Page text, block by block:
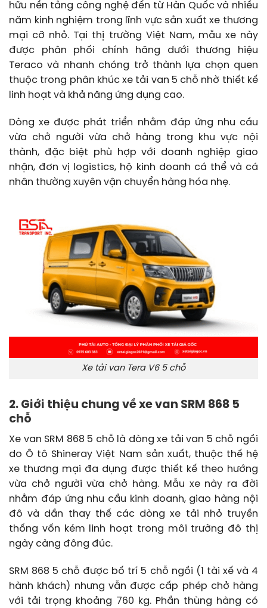
hữu nền tảng công nghệ đến từ Hàn Quốc và nhiều
năm kinh nghiệm trong lĩnh vực sản xuất xe thương
mại cỡ nhỏ. Tại thị trường Việt Nam, mẫu xe này
được phân phối chính hãng dưới thương hiệu
Teraco và nhanh chóng trở thành lựa chọn quen
thuộc trong phân khúc xe tải van 5 chỗ nhờ thiết kế
linh hoạt và khả năng ứng dụng cao.
Dòng xe được phát triển nhằm đáp ứng nhu cầu
vừa chở người vừa chở hàng trong khu vực nội
thành, đặc biệt phù hợp với doanh nghiệp giao
nhận, đơn vị logistics, hộ kinh doanh cá thể và cá
nhân thường xuyên vận chuyển hàng hóa nhẹ.
Xe tải van Tera V6 5 chỗ
2. Giới thiệu chung về xe van SRM 868 5
chỗ
Xe van SRM 868 5 chỗ là dòng xe tải van 5 chỗ ngồi
do Ô tô Shineray Việt Nam sản xuất, thuộc thế hệ
xe thương mại đa dụng được thiết kế theo hướng
vừa chở người vừa chở hàng. Mẫu xe này ra đời
nhằm đáp ứng nhu cầu kinh doanh, giao hàng nội
đô và dần thay thế các dòng xe tải nhỏ truyền
thống vốn kém linh hoạt trong môi trường đô thị
ngày càng đông đúc.
SRM 868 5 chỗ được bố trí 5 chỗ ngồi (1 tài xế và 4
hành khách) nhưng vẫn được cấp phép chở hàng
với tải trọng khoảng 760 kg. Phần thùng hàng có